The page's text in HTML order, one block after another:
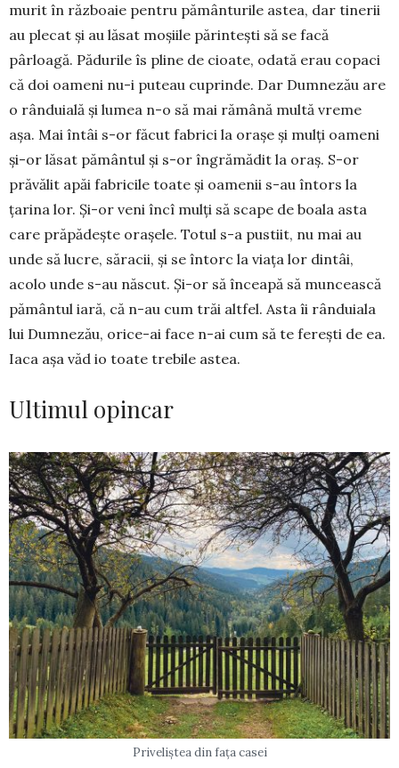
murit în războaie pentru pămân­turile astea, dar tinerii
au plecat și au lăsat moșiile părintești să se facă
pârloagă. Pădurile îs pline de cioate, odată erau copaci
că doi oameni nu-i pu­teau cuprinde. Dar Dumnezău are
o rânduială și lumea n-o să mai ră­mână multă vreme
așa. Mai întâi s-or făcut fa­brici la orașe și mulți oameni
și-or lăsat pământul și s-or îngrămădit la oraș. S-or
prăvălit apăi fabricile toate și oamenii s-au întors la
țari­na lor. Și-or veni încî mulți să scape de boala asta
care prăpădește orașele. Totul s-a pus­tiit, nu mai au
unde să lucre, săracii, și se în­torc la viața lor dintâi,
acolo unde s-au născut. Și-or să înceapă să mun­cească
pământul iară, că n-au cum trăi altfel. Asta îi rânduiala
lui Dumne­zău, orice-ai face n-ai cum să te fe­rești de ea.
Ia­ca așa văd io toate trebile astea.
Ultimul opincar
Priveliștea din fața casei